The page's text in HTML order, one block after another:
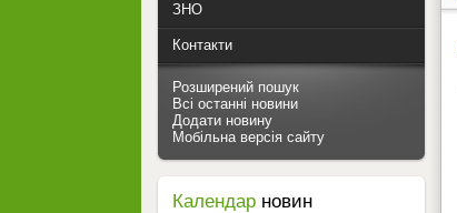
ЗНО
Контакти
Розширений пошук
Всі останні новини
Додати новину
Мобільна версія сайту
Календар новин